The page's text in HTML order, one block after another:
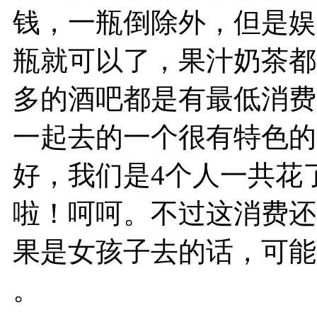
钱，一瓶倒除外，但是
瓶就可以了，果汁奶茶
多的酒吧都是有最低消
一起去的一个很有特色
好，我们是4个人一共花
啦！呵呵。不过这消费
果是女孩子去的话，可
。